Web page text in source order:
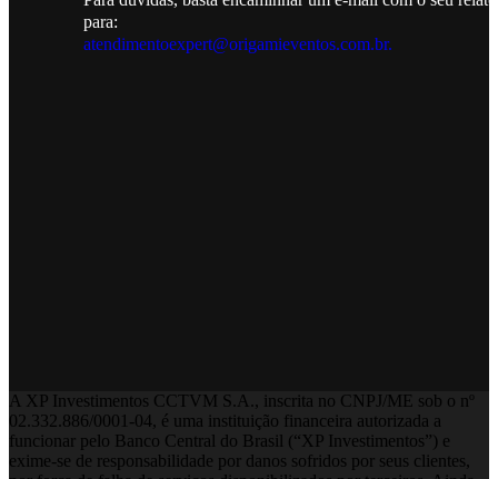
para:
atendimentoexpert@origamieventos.com.br.
A XP Investimentos CCTVM S.A., inscrita no CNPJ/ME sob o nº
02.332.886/0001-­04, é uma instituição financeira autorizada a
funcionar pelo Banco Central do Brasil (“XP Investimentos”) e
exime-se de responsabilidade por danos sofridos por seus clientes,